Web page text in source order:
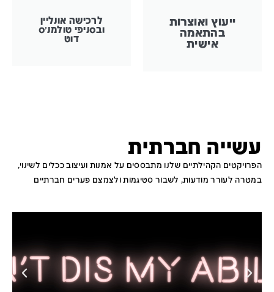
לרכישה אונליין
ובסניפי טולמנ׳ס
דוט
ייעוץ ואוצרות
בהתאמה
אישית
עשייה חברתית
הפרויקטים הקהילתיים שלנו מתבססים על אמנות ועיצוב ככלים לשינוי,
במטרה לעורר מודעות, לשבור סטיגמות ולצמצם פערים חברתיים